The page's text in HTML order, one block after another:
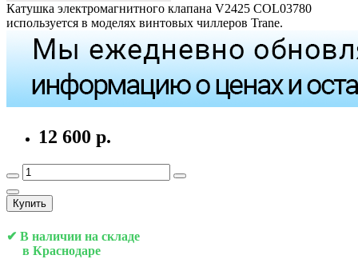
Катушка электромагнитного клапана V2425 COL03780
используется в моделях винтовых чиллеров Trane.
12 600 р.
Купить
✔ В наличии на складе
в Краснодаре